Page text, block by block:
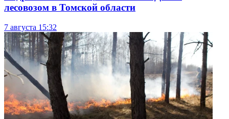
лесовозом в Томской области
7 августа 15:32